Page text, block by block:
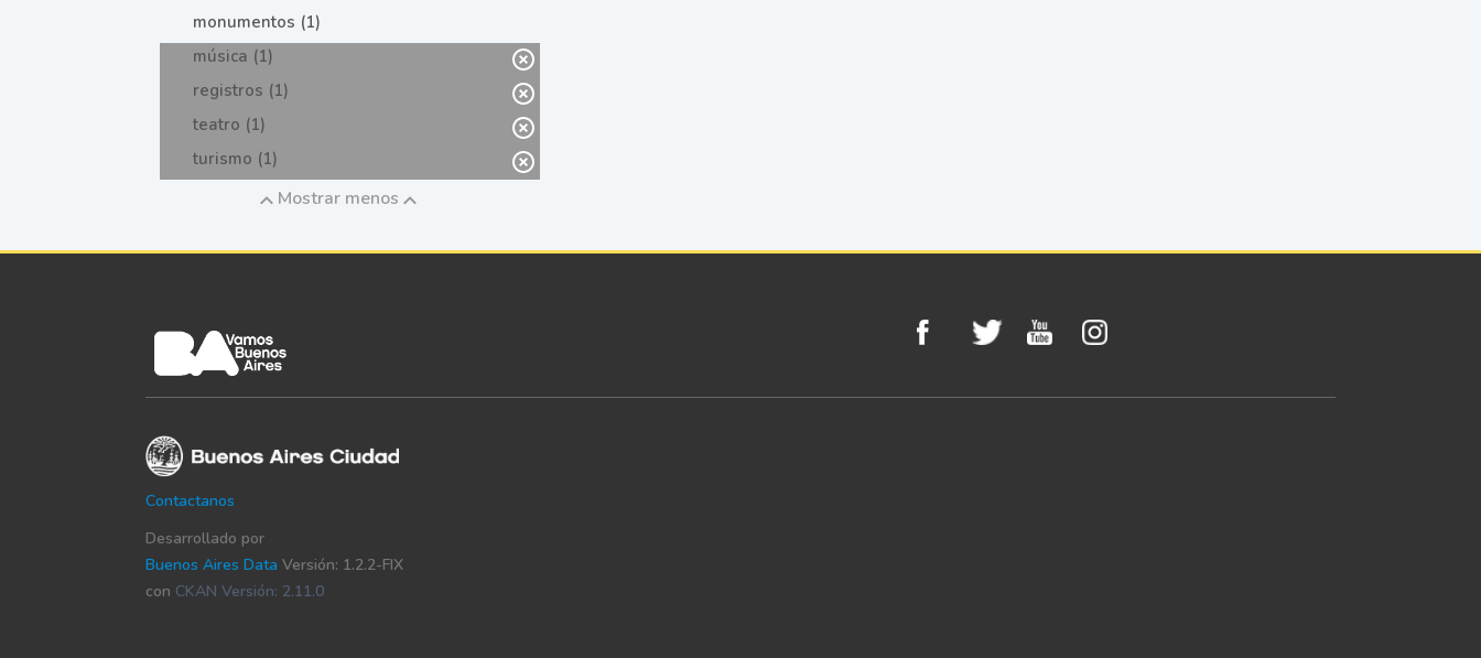
monumentos (1)
música (1)
registros (1)
teatro (1)
turismo (1)
Mostrar menos
Contactanos
Desarrollado por
Buenos Aires Data Versión: 1.2.2-FIX
con CKAN Versión: 2.11.0